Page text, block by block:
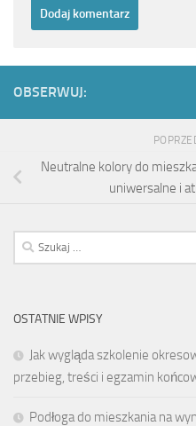
OBSERWUJ:
Neutralne kolory do
uniwersalne i
Szukaj:
OSTATNIE WPISY
Jak wygląda szkolenie
przebieg, treści i egzamin
Podłoga do mieszkania na